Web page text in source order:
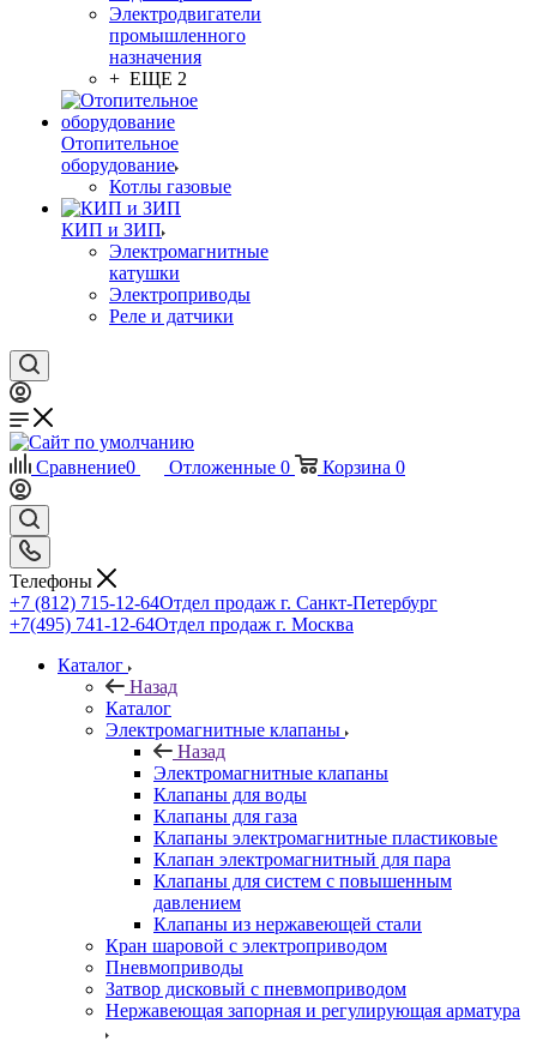
Электродвигатели
промышленного
назначения
+ ЕЩЕ 2
Отопительное
оборудование
Котлы газовые
КИП и ЗИП
Электромагнитные
катушки
Электроприводы
Реле и датчики
Сравнение0 Отложенные 0 Корзина 0
Телефоны
+7 (812) 715-12-64Отдел продаж г. Санкт-Петербург
+7(495) 741-12-64Отдел продаж г. Москва
Каталог
Назад
Каталог
Электромагнитные клапаны
Назад
Электромагнитные клапаны
Клапаны для воды
Клапаны для газа
Клапаны электромагнитные пластиковые
Клапан электромагнитный для пара
Клапаны для систем с повышенным
давлением
Клапаны из нержавеющей стали
Кран шаровой с электроприводом
Пневмоприводы
Затвор дисковый с пневмоприводом
Нержавеющая запорная и регулирующая арматура